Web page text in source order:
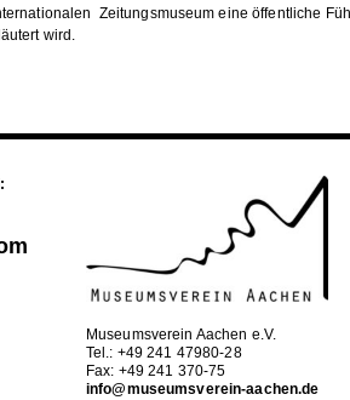
Zeitungsmuseum eine öffentliche
wird.
Museumsverein Aachen e.V.
Tel.: +49 241 47980-28
Fax: +49 241 370-75
info@museumsverein-aachen.de